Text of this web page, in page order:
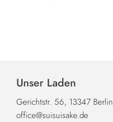
Unser Laden
Gerichtstr. 56, 13347 Berlin
office@suisuisake.de